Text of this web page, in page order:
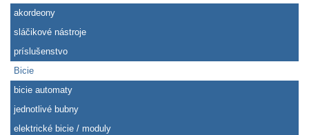
akordeony
sláčikové nástroje
príslušenstvo
Bicie
bicie automaty
jednotlivé bubny
elektrické bicie / moduly